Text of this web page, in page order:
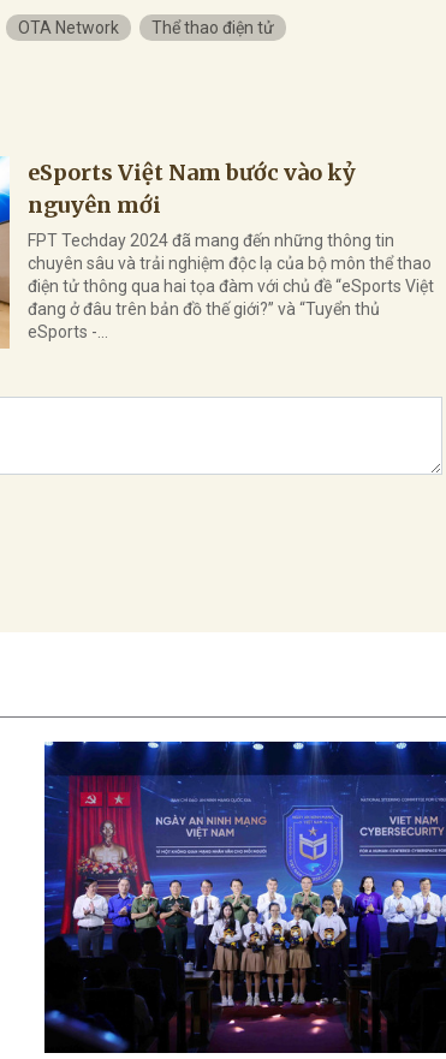
OTA Network Thể thao điện tử
eSports Việt Nam bước vào kỷ
nguyên mới
FPT Techday 2024 đã mang đến những thông tin
chuyên sâu và trải nghiệm độc lạ của bộ môn thể thao
điện tử thông qua hai tọa đàm với chủ đề “eSports Việt
đang ở đâu trên bản đồ thế giới?” và “Tuyển thủ
eSports -...